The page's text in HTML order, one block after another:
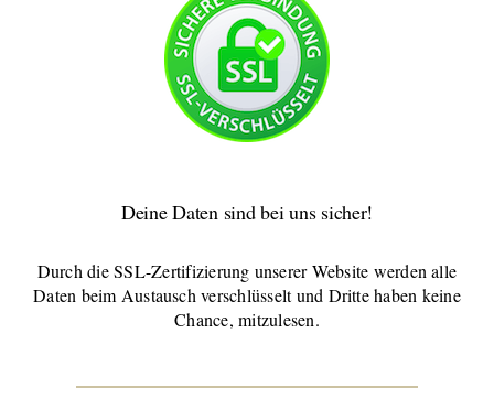
Deine Daten sind bei uns sicher!
Durch die SSL-Zertifizierung unserer Website werden alle
Daten beim Austausch verschlüsselt und Dritte haben keine
Chance, mitzulesen.